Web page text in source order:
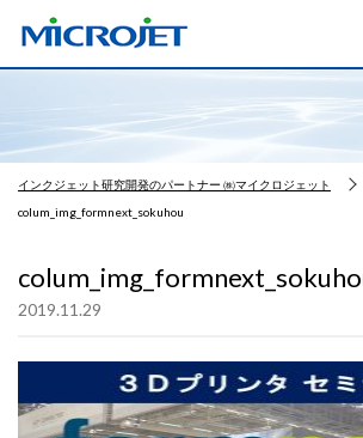
インクジェット研究開発のパートナー ㈱マイクロジェット
colum_img_formnext_sokuhou
2019.11.29